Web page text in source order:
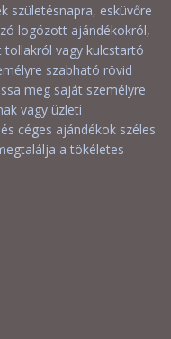
születésnapra, esküvőre
logózott ajándékokról,
vagy kulcstartó
szabható rövid
meg saját személyre
vagy üzleti
céges ajándékok széles
a tökéletes